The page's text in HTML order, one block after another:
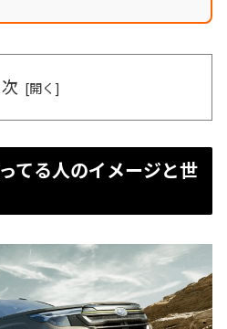
てる人のイメージと世